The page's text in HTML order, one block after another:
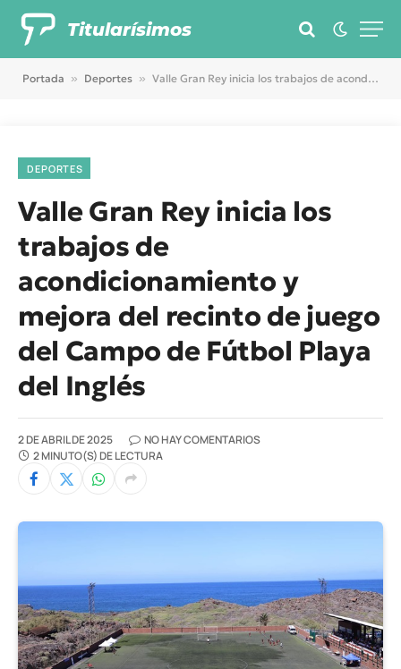
Titularísimos
Portada » Deportes » Valle Gran Rey inicia los trabajos de acondicionamiento y mejora del recinto de juego del Campo de Fútbol Playa del Inglés
DEPORTES
Valle Gran Rey inicia los
trabajos de
acondicionamiento y
mejora del recinto de juego
del Campo de Fútbol Playa
del Inglés
2 DE ABRIL DE 2025
NO HAY COMENTARIOS
2 MINUTO(S) DE LECTURA